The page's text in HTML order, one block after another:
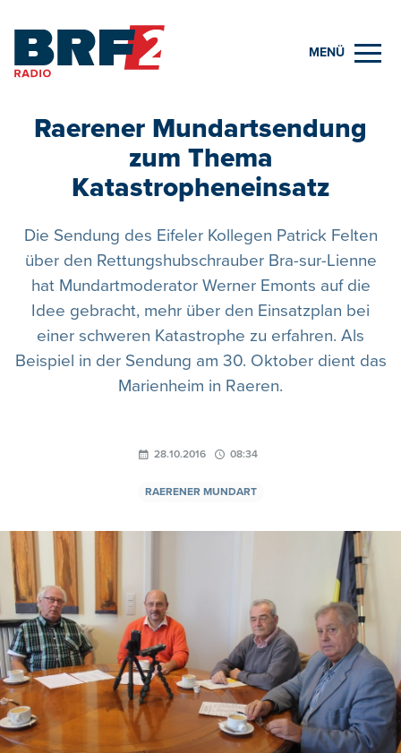
MENÜ
Raerener Mundartsendung
zum Thema
Katastropheneinsatz
Die Sendung des Eifeler Kollegen Patrick Felten
über den Rettungshubschrauber Bra-sur-Lienne
hat Mundartmoderator Werner Emonts auf die
Idee gebracht, mehr über den Einsatzplan bei
einer schweren Katastrophe zu erfahren. Als
Beispiel in der Sendung am 30. Oktober dient das
Marienheim in Raeren.
28.10.2016 08:34
RAERENER MUNDART